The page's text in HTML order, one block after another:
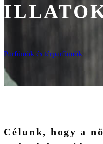
Parfümök és térparfümök
Célunk, hogy a